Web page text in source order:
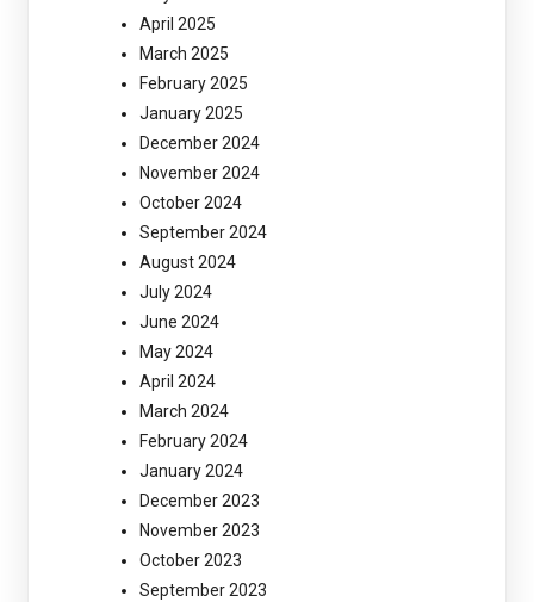
April 2025
March 2025
February 2025
January 2025
December 2024
November 2024
October 2024
September 2024
August 2024
July 2024
June 2024
May 2024
April 2024
March 2024
February 2024
January 2024
December 2023
November 2023
October 2023
September 2023